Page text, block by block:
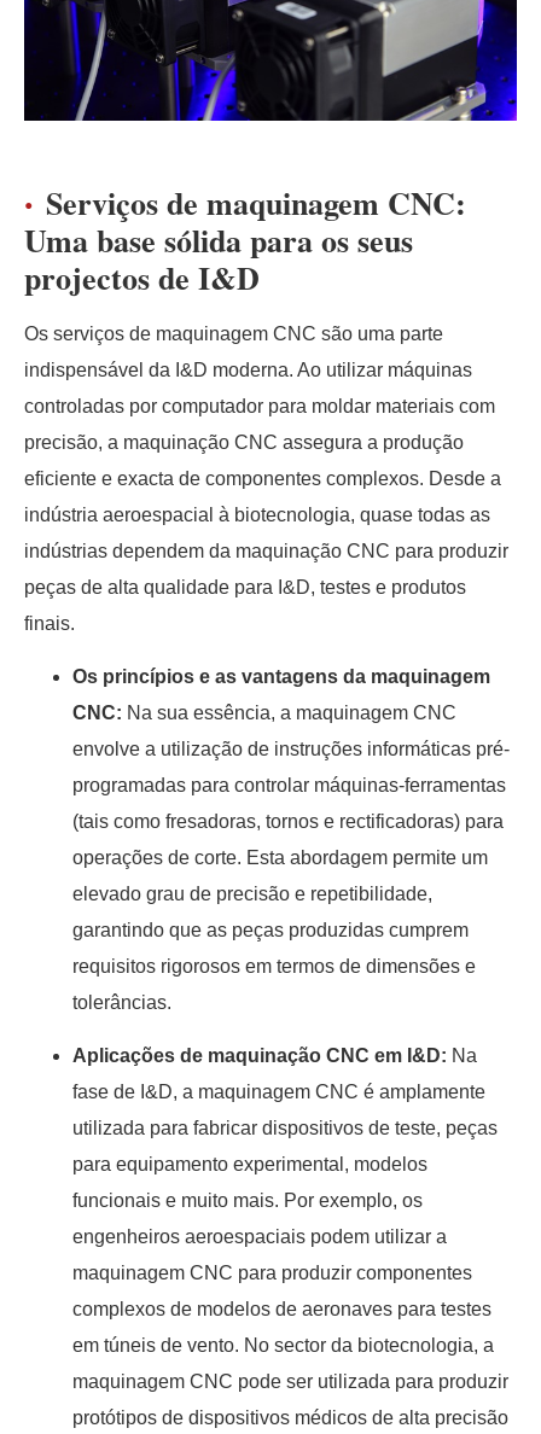
Serviços de maquinagem CNC:
Uma base sólida para os seus
projectos de I&D
Os serviços de maquinagem CNC são uma parte
indispensável da I&D moderna. Ao utilizar máquinas
controladas por computador para moldar materiais com
precisão, a maquinação CNC assegura a produção
eficiente e exacta de componentes complexos. Desde a
indústria aeroespacial à biotecnologia, quase todas as
indústrias dependem da maquinação CNC para produzir
peças de alta qualidade para I&D, testes e produtos
finais.
Os princípios e as vantagens da maquinagem
CNC: Na sua essência, a maquinagem CNC
envolve a utilização de instruções informáticas pré-
programadas para controlar máquinas-ferramentas
(tais como fresadoras, tornos e rectificadoras) para
operações de corte. Esta abordagem permite um
elevado grau de precisão e repetibilidade,
garantindo que as peças produzidas cumprem
requisitos rigorosos em termos de dimensões e
tolerâncias.
Aplicações de maquinação CNC em I&D: Na
fase de I&D, a maquinagem CNC é amplamente
utilizada para fabricar dispositivos de teste, peças
para equipamento experimental, modelos
funcionais e muito mais. Por exemplo, os
engenheiros aeroespaciais podem utilizar a
maquinagem CNC para produzir componentes
complexos de modelos de aeronaves para testes
em túneis de vento. No sector da biotecnologia, a
maquinagem CNC pode ser utilizada para produzir
protótipos de dispositivos médicos de alta precisão